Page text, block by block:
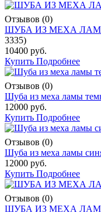
Отзывов (0)
ШУБА ИЗ МЕХА
3335)
10400 руб.
Купить Подробнее
Отзывов (0)
Шуба из меха ламы
12000 руб.
Купить Подробнее
Отзывов (0)
Шуба из меха ламы
12000 руб.
Купить Подробнее
Отзывов (0)
ШУБА ИЗ МЕХА